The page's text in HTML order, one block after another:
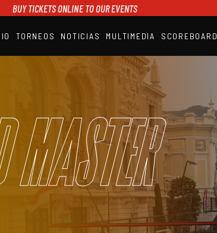
BUY TICKETS ONLINE TO OUR EVENTS
TORNEOS NOTICIAS MULTIMEDIA SCOREBOARD
RANKING
SCOREBOARD
STREAMING
Master